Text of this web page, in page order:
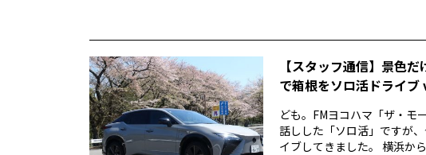
【スタッフ通信】景色
で箱根をソロ活ドライブ
ども。FMヨコハマ「ザ・モ
話しした「ソロ活」ですが
イブしてきました。 横浜か